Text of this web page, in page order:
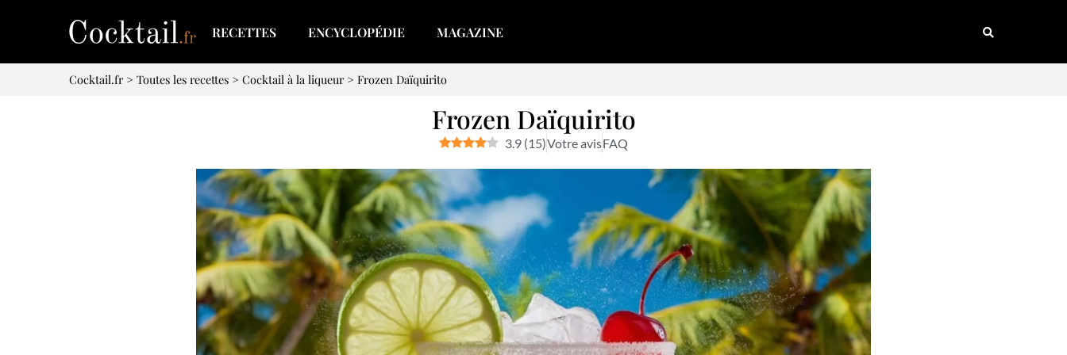
RECETTES ENCYCLOPÉDIE MAGAZINE
Cocktail.fr> Toutes les recettes > Cocktail à la liqueur> Frozen Daïquirito
Frozen Daïquirito
3.9 (15)Votre avisFAQ